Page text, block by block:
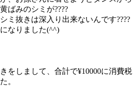
ばみのシミが????
ミ抜きは深入り出来ないんです????
なりました(^^)
をしまして、合計で¥10000に消費税
。